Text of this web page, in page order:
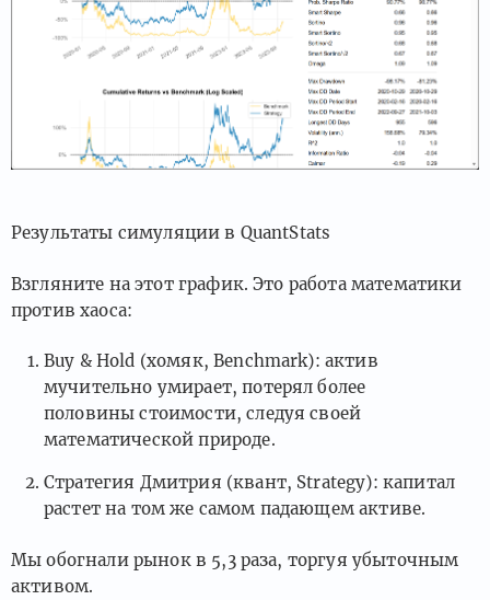
Результаты симуляции в QuantStats
Взгляните на этот график. Это работа математики
против хаоса:
Buy & Hold (хомяк, Benchmark): актив
мучительно умирает, потерял более
половины стоимости, следуя своей
математической природе.
Стратегия Дмитрия (квант, Strategy): капитал
растет на том же самом падающем активе.
Мы обогнали рынок в 5,3 раза, торгуя убыточным
активом.